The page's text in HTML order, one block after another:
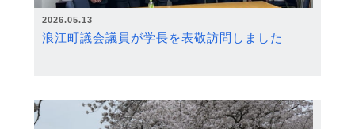
2026.05.13
浪江町議会議員が学長を表敬訪問しました